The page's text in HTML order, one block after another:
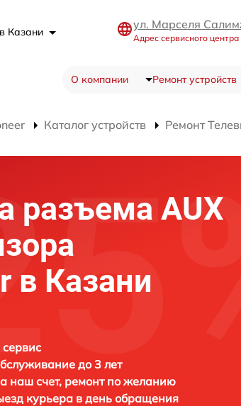
в Казани
ул. Марселя
Адрес сервисного
О компании Ремонт устройств
Каталог устройств Ремонт
разъема AUX
в Казани
до 3 лет
наш счет, ремонт по желанию
курьера в день обращения